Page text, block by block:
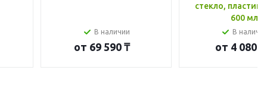
В наличии
от 69 590 ₸
стекло, пластик
600 мл
В
от 4 080 ₸